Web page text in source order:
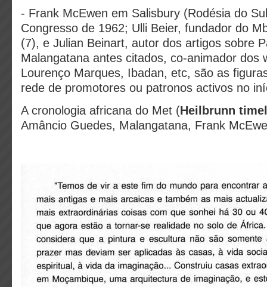
- Frank McEwen em Salisbury (Rodésia do
Congresso de 1962; Ulli Beier, fundador do
(7), e Julian Beinart, autor dos artigos sobre
Malangatana antes citados, co-animador dos
Lourenço Marques, Ibadan, etc, são as
rede de promotores ou patronos activos no
A cronologia africana do Met (Heilbrunn
Amâncio Guedes, Malangatana, Frank